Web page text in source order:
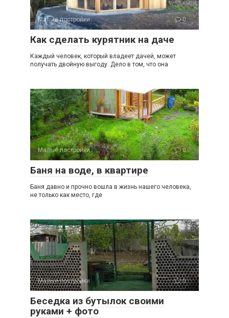
Малые постройки 0
Как сделать курятник на даче
Каждый человек, который владеет дачей, может
получать двойную выгоду. Дело в том, что она
Малые постройки 0
Баня на воде, в квартире
Баня давно и прочно вошла в жизнь нашего человека,
не только как место, где
Малые постройки 0
Беседка из бутылок своими
руками + фото